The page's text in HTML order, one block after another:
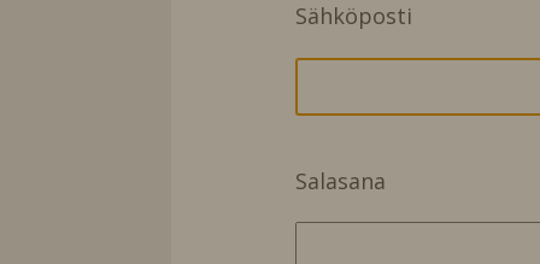
Sähköposti
Salasana